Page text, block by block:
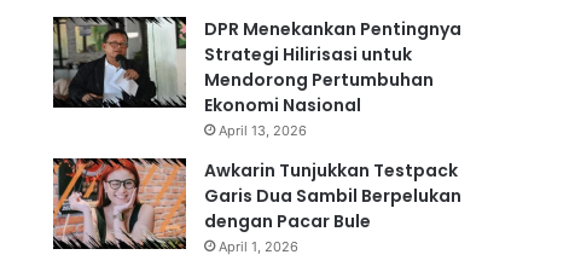
DPR Menekankan Pentingnya
Strategi Hilirisasi untuk
Mendorong Pertumbuhan
Ekonomi Nasional
April 13, 2026
Awkarin Tunjukkan Testpack
Garis Dua Sambil Berpelukan
dengan Pacar Bule
April 1, 2026